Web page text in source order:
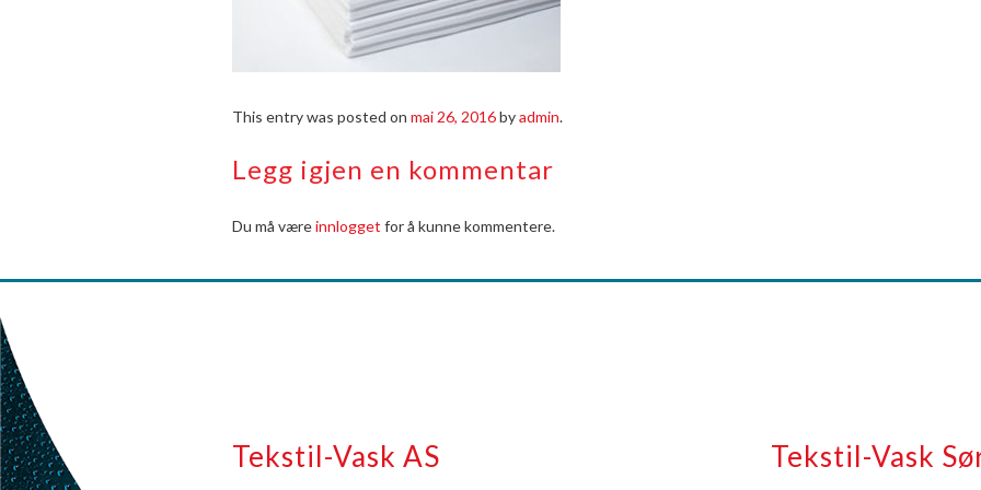
This entry was posted on mai 26, 2016byadmin.
Legg igjen en kommentar
Du må væreinnlogget for å kunne kommentere.
Tekstil-Vask AS Tekstil-Vask